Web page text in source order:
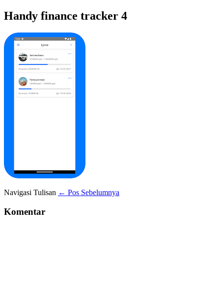
Handy finance tracker 4
Navigasi Tulisan ← Pos Sebelumnya
Komentar